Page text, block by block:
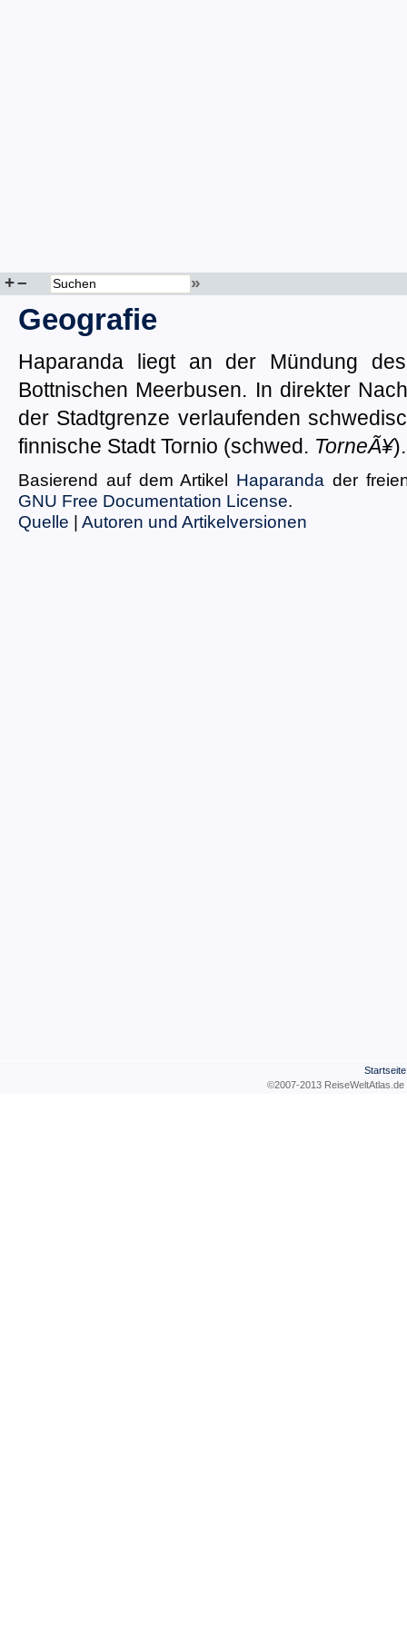
+– »
Geografie
Haparanda liegt an der Mündung
Bottnischen Meerbusen. In direkter
der Stadtgrenze verlaufenden
finnische Stadt Tornio (schwed. TorneÃ¥).
Basierend auf dem Artikel Haparanda der
GNU Free Documentation License.
Quelle | Autoren und Artikelversionen
Startseite
©2007-2013